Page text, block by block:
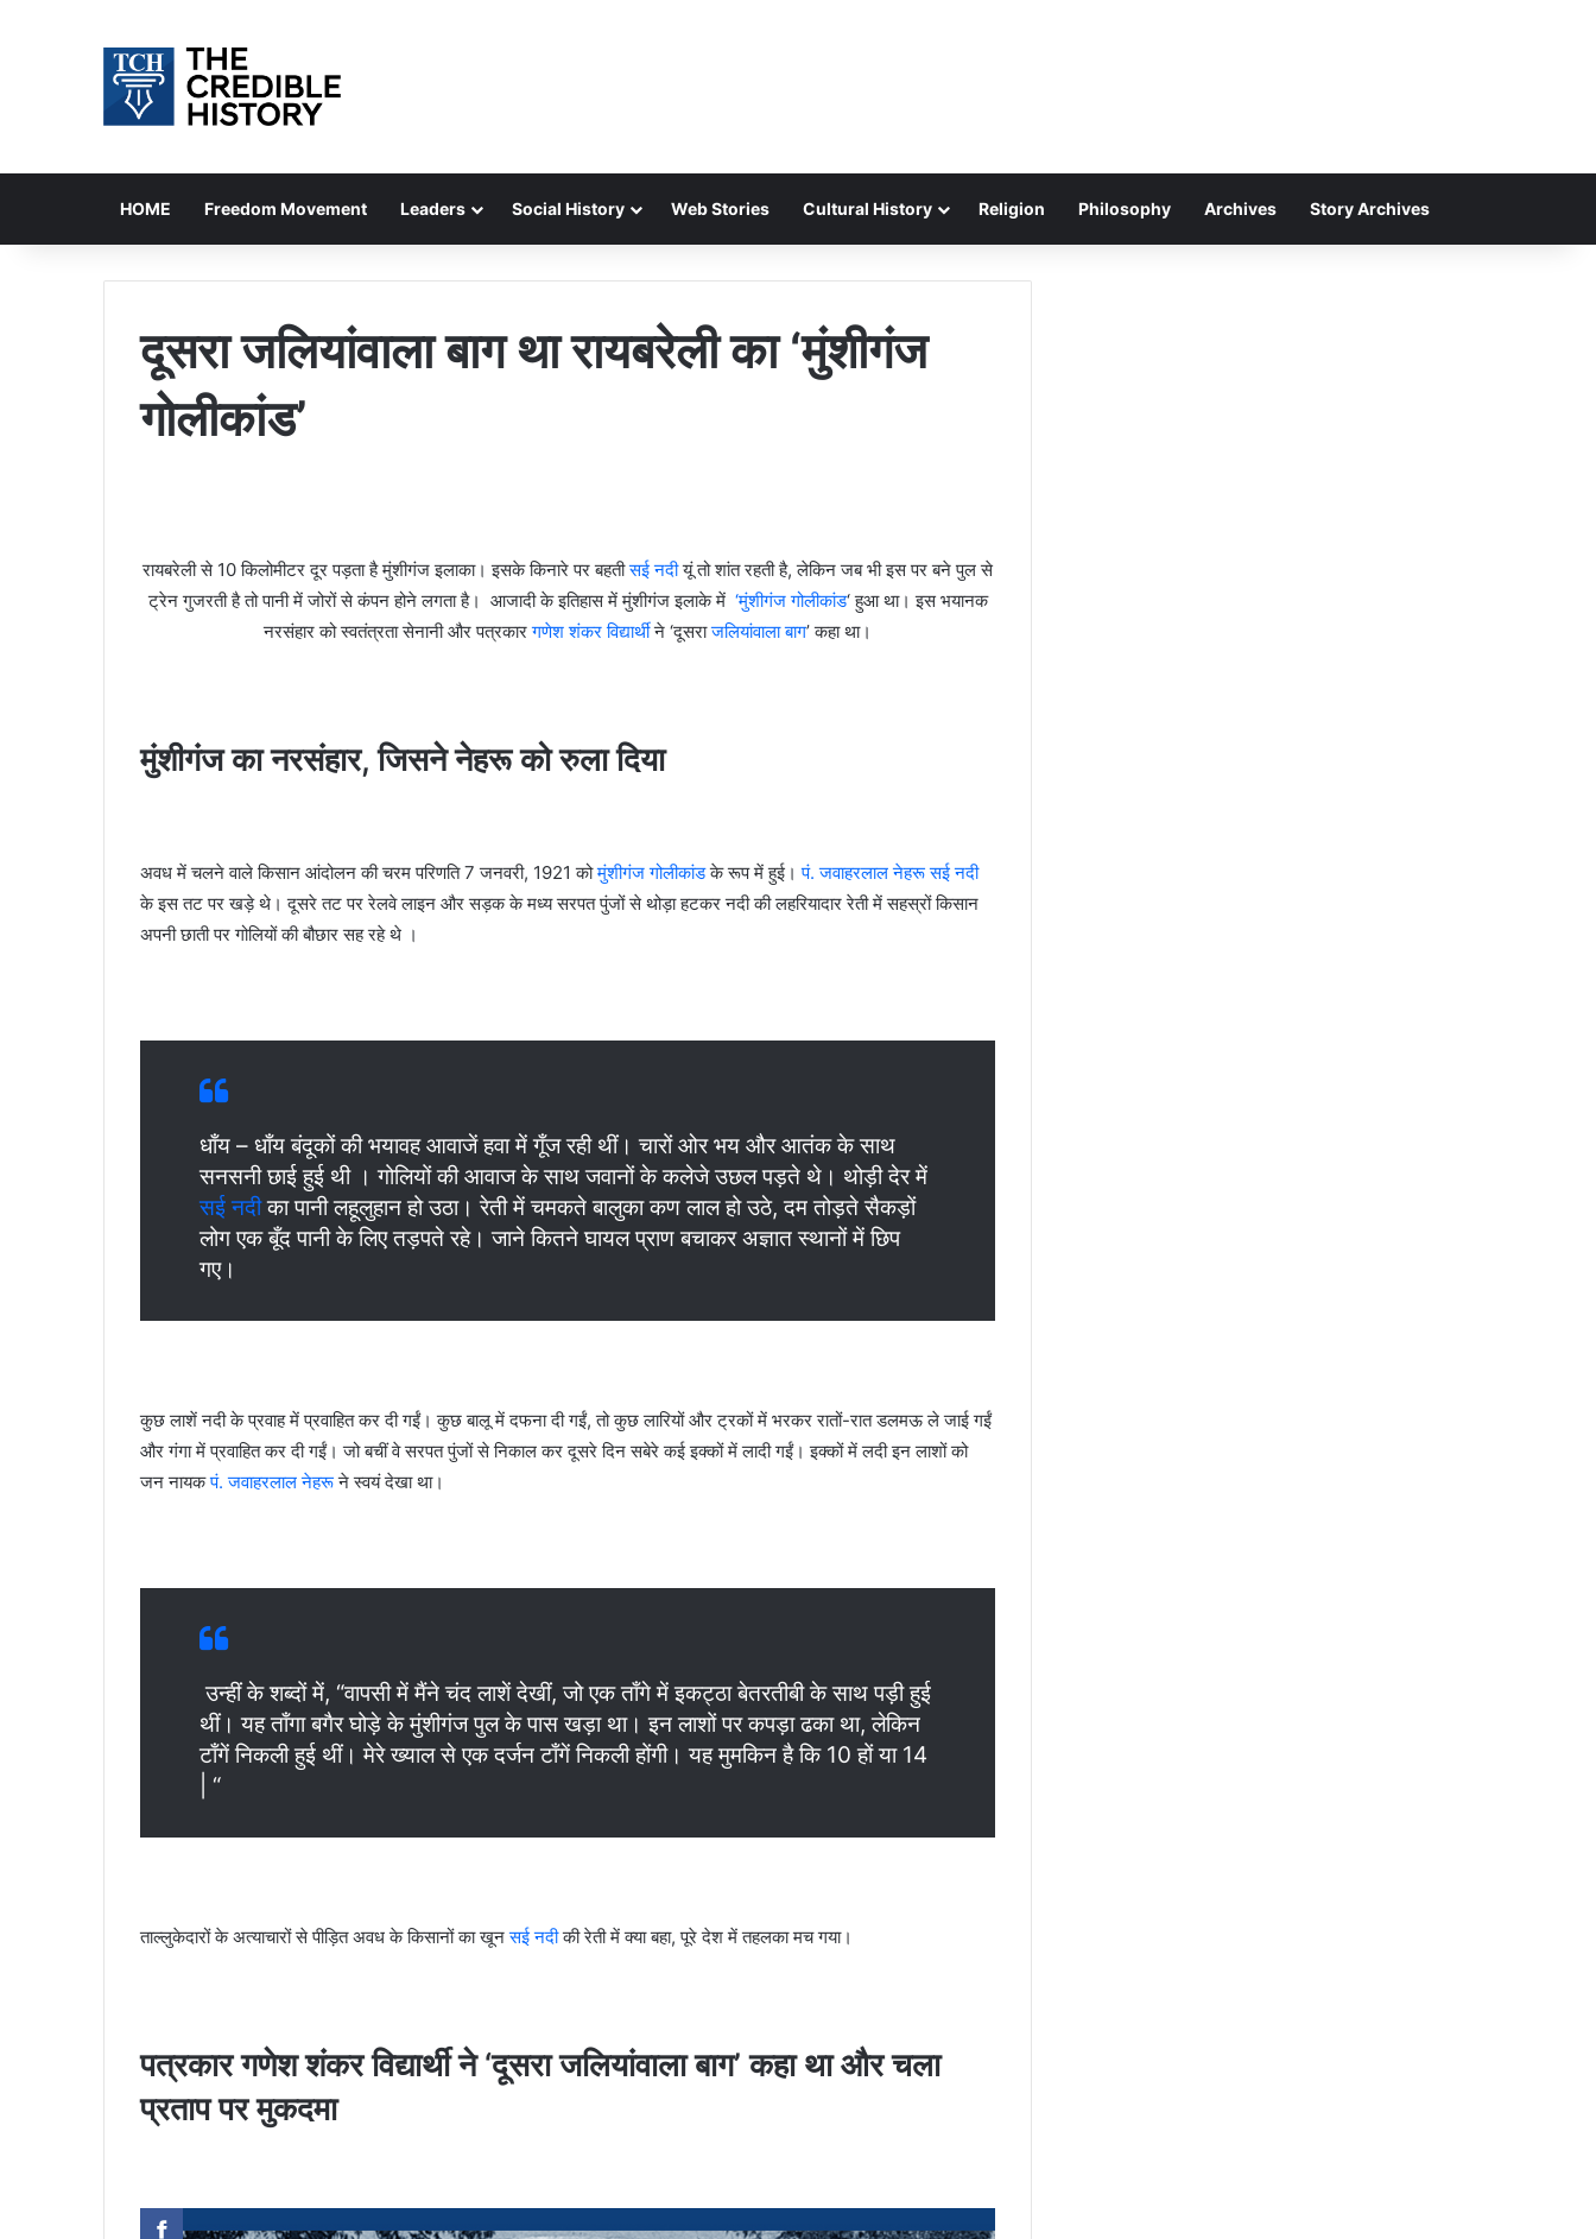
HOME Freedom Movement Leaders Social History Web Stories Cultural History Religion Philosophy Archives Story Archives
दूसरा जलियांवाला बाग था रायबरेली का ‘मुंशीगंज
गोलीकांड’
रायबरेली से 10 किलोमीटर दूर पड़ता है मुंशीगंज इलाका। इसके किनारे पर बहतीसई नदीयूं तो शांत रहती है, लेकिन जब भी इस पर बने पुल से
ट्रेन गुजरती है तो पानी में जोरों से कंपन होने लगता है। आजादी के इतिहास में मुंशीगंज इलाके में ‘मुंशीगंज गोलीकांड‘ हुआ था। इस भयानक
नरसंहार को स्वतंत्रता सेनानी और पत्रकारगणेश शंकर विद्यार्थीने ‘दूसराजलियांवाला बाग’ कहा था।
मुंशीगंज का नरसंहार, जिसने नेहरू को रुला दिया
अवध में चलने वाले किसान आंदोलन की चरम परिणति 7 जनवरी, 1921 कोमुंशीगंज गोलीकांडके रूप में हुई।पं. जवाहरलाल नेहरू सई नदी
के इस तट पर खड़े थे। दूसरे तट पर रेलवे लाइन और सड़क के मध्य सरपत पुंजों से थोड़ा हटकर नदी की लहरियादार रेती में सहस्रों किसान
अपनी छाती पर गोलियों की बौछार सह रहे थे ।
धाँय – धाँय बंदूकों की भयावह आवाजें हवा में गूँज रही थीं। चारों ओर भय और आतंक के साथ
सनसनी छाई हुई थी । गोलियों की आवाज के साथ जवानों के कलेजे उछल पड़ते थे। थोड़ी देर में
सई नदीका पानी लहूलुहान हो उठा। रेती में चमकते बालुका कण लाल हो उठे, दम तोड़ते सैकड़ों
लोग एक बूँद पानी के लिए तड़पते रहे। जाने कितने घायल प्राण बचाकर अज्ञात स्थानों में छिप
गए।
कुछ लाशें नदी के प्रवाह में प्रवाहित कर दी गईं। कुछ बालू में दफना दी गईं, तो कुछ लारियों और ट्रकों में भरकर रातों-रात डलमऊ ले जाई गईं
और गंगा में प्रवाहित कर दी गईं। जो बचीं वे सरपत पुंजों से निकाल कर दूसरे दिन सबेरे कई इक्कों में लादी गईं। इक्कों में लदी इन लाशों को
जन नायकपं. जवाहरलाल नेहरूने स्वयं देखा था।
उन्हीं के शब्दों में, “वापसी में मैंने चंद लाशें देखीं, जो एक ताँगे में इकट्ठा बेतरतीबी के साथ पड़ी हुई
थीं। यह ताँगा बगैर घोड़े के मुंशीगंज पुल के पास खड़ा था। इन लाशों पर कपड़ा ढका था, लेकिन
टाँगें निकली हुई थीं। मेरे ख्याल से एक दर्जन टाँगें निकली होंगी। यह मुमकिन है कि 10 हों या 14
| “
ताल्लुकेदारों के अत्याचारों से पीड़ित अवध के किसानों का खूनसई नदीकी रेती में क्या बहा, पूरे देश में तहलका मच गया।
पत्रकार गणेश शंकर विद्यार्थी ने‘दूसरा जलियांवाला बाग’ कहा था और चला
प्रताप पर मुकदमा